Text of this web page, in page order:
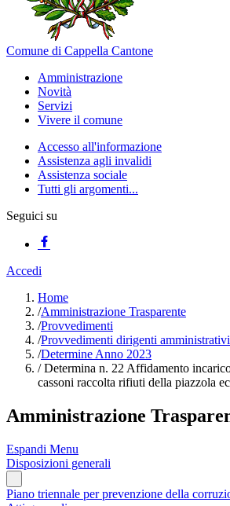
Comune di Cappella Cantone
Amministrazione
Novità
Servizi
Vivere il comune
Accesso all'informazione
Assistenza agli invalidi
Assistenza sociale
Tutti gli argomenti...
Seguici su
Accedi
Home
/Amministrazione Trasparente
/Provvedimenti
/Provvedimenti dirigenti amministrativi
/Determine Anno 2023
/Determina n. 22 Affidamento
cassoni raccolta rifiuti della piazzola
Amministrazione
Espandi Menu
Disposizioni generali
Piano triennale per prevenzione della